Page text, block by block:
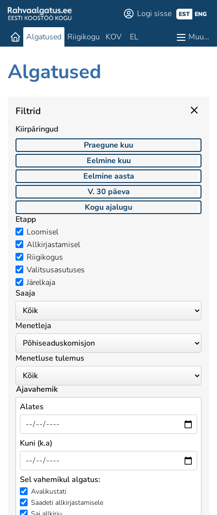
Logi sisse EST ENG
Algatused Riigikogu KOV EL Muu…
Algatused
Filtrid
Kiirpäringud
Praegune kuu
Eelmine kuu
Eelmine aasta
V. 30 päeva
Kogu ajalugu
Etapp
Loomisel
Allkirjastamisel
Riigikogus
Valitsusasutuses
Järelkaja
Saaja
Menetleja
Menetluse tulemus
Ajavahemik
Alates
Kuni (k.a)
Sel vahemikul algatus:
Avalikustati
Saadeti allkirjastamisele